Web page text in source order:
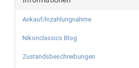
Ankauf/Inzahlungnahme
Nikonclassics Blog
Zustandsbeschreibungen